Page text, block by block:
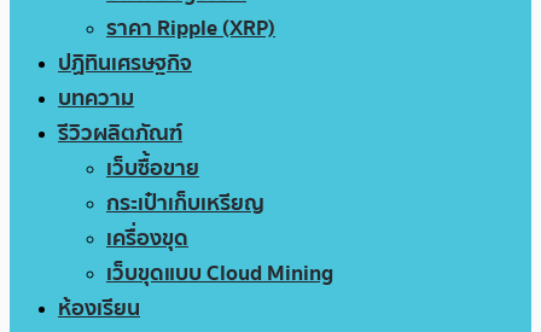
ราคา Ripple (XRP)
ปฏิทินเศรษฐกิจ
บทความ
รีวิวผลิตภัณฑ์
เว็บซื้อขาย
กระเป๋าเก็บเหรียญ
เครื่องขุด
เว็บขุดแบบ Cloud Mining
ห้องเรียน